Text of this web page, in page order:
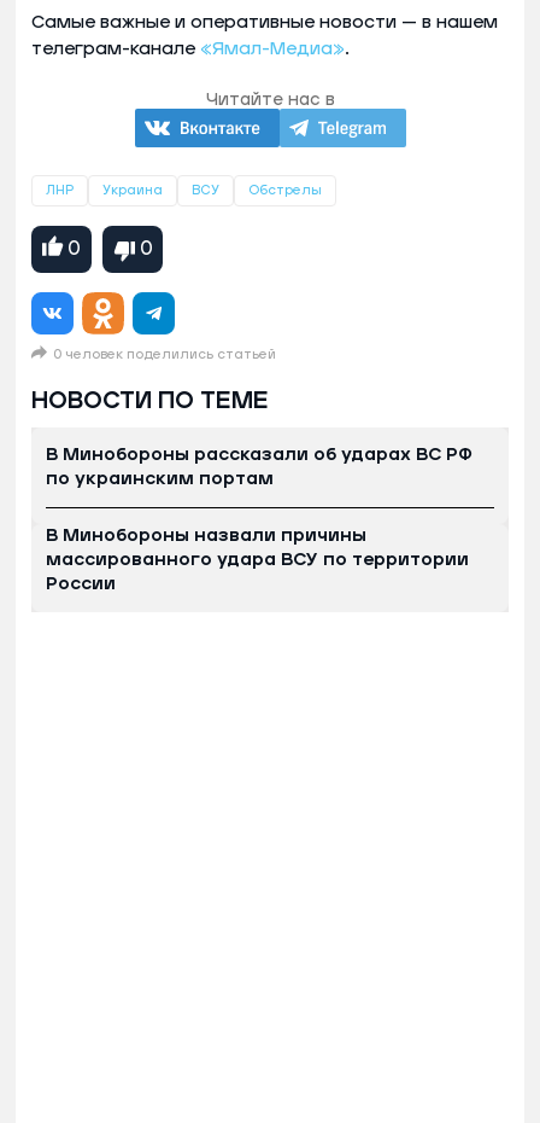
Самые важные и оперативные новости — в нашем
телеграм-канале «Ямал-Медиа».
Читайте нас в
ЛНР Украина ВСУ Обстрелы
0 0
0 человек поделились статьей
НОВОСТИ ПО ТЕМЕ
В Минобороны рассказали об ударах ВС РФ
по украинским портам
В Минобороны назвали причины
массированного удара ВСУ по территории
России